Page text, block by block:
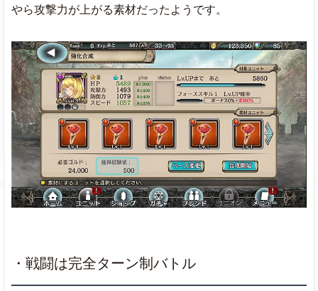
やら攻撃力が上がる素材だったようです。
・戦闘は完全ターン制バトル